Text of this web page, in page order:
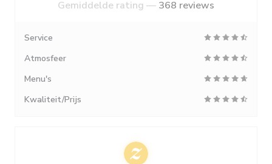
Gemiddelde rating — 368 reviews
Service
Atmosfeer
Menu's
Kwaliteit/Prijs